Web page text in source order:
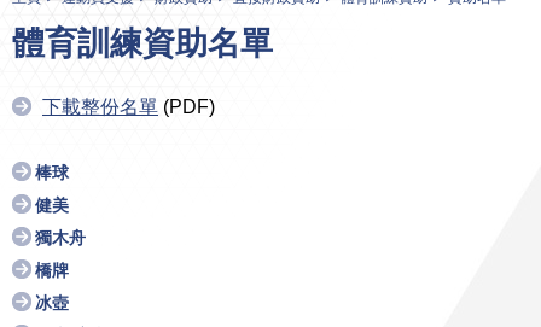
體育訓練資助名單
下載整份名單 (PDF)
棒球
健美
獨木舟
橋牌
冰壺